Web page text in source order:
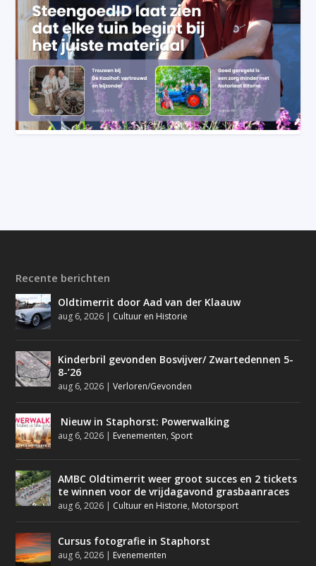
Recente berichten
Oldtimerrit door Aad van der Klaauw
aug 6, 2026 | Cultuur en Historie
Kinderbril gevonden Bosvijver/ Zwartedennen 5-
8-’26
aug 6, 2026 |Verloren/Gevonden
Nieuw in Staphorst: Powerwalking
aug 6, 2026 | Evenementen, Sport
AMBC Oldtimerrit weer groot succes en 2 tickets
te winnen voor de vrijdagavond grasbaanraces
aug 6, 2026 | Cultuur en Historie, Motorsport
Cursus fotografie in Staphorst
aug 6, 2026 | Evenementen